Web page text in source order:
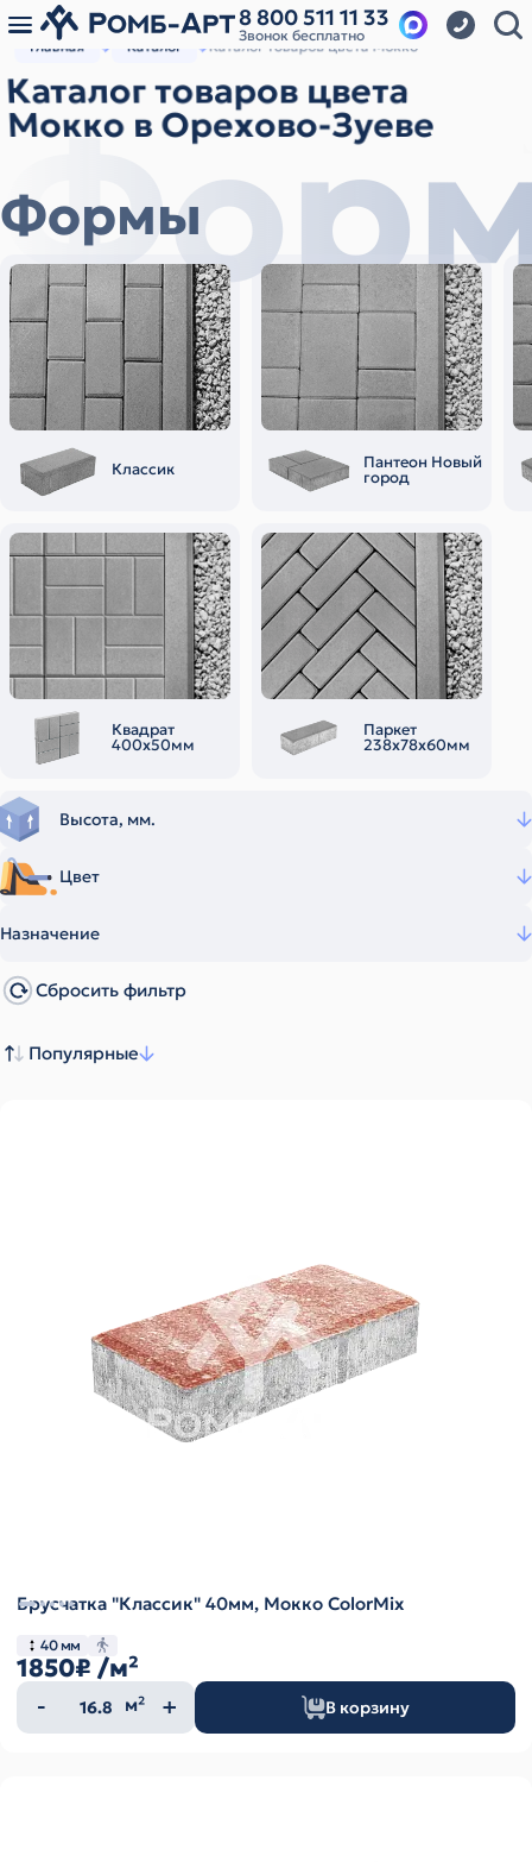
8 800 511 11 33
Звонок бесплатно
Главная Каталог Каталог товаров цвета Мокко
Каталог товаров цвета
Мокко в Орехово-Зуеве
Формы
Классик Пантеон Новый
город
Квадрат
400х50мм
Паркет
238х78х60мм
Высота, мм.
Цвет
Назначение
Сбросить фильтр
Популярные
Брусчатка "Классик" 40мм, Мокко ColorMix
40 мм
1850₽ /м²
Количество
товара
м² В корзину